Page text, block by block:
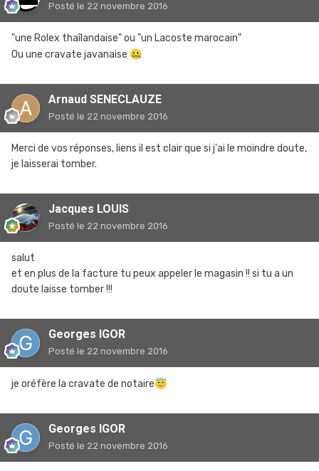
Posté le 22 novembre 2016
"une Rolex thaîlandaise" ou "un Lacoste marocain"
Ou une cravate javanaise 🤐
Arnaud SENECLAUZE
Posté le 22 novembre 2016
Merci de vos réponses, liens il est clair que si j'ai le moindre doute,
je laisserai tomber.
Jacques LOUIS
Posté le 22 novembre 2016
salut
et en plus de la facture tu peux appeler le magasin !! si tu a un
doute laisse tomber !!!
Georges IGOR
Posté le 22 novembre 2016
je oréfère la cravate de notaire😇
Georges IGOR
Posté le 22 novembre 2016